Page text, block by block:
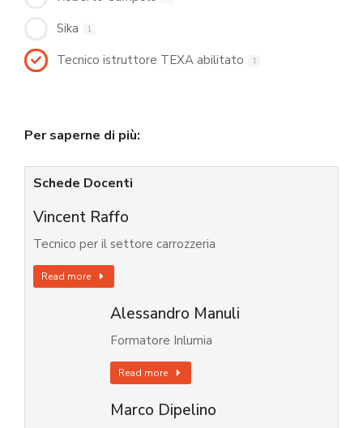
Sika 1
Tecnico istruttore TEXA abilitato 1
Per saperne di più:
Schede Docenti
Vincent Raffo
Tecnico per il settore carrozzeria
Read more
Alessandro Manuli
Formatore Inlumia
Read more
Marco Dipelino